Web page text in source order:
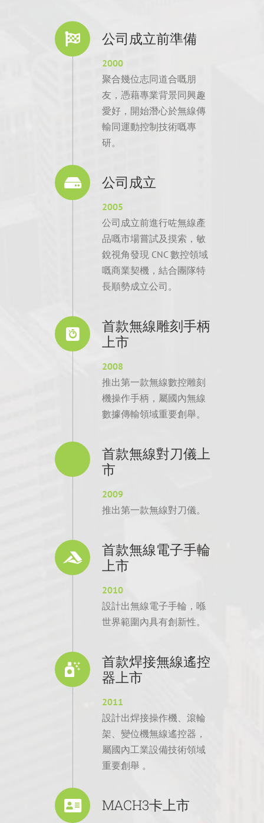
公司成立前準備
2000
聚合幾位志同道合嘅朋
友，憑藉專業背景同興趣
愛好，開始潛心於無線傳
輸同運動控制技術嘅專
研。
公司成立
2005
公司成立前進行咗無線產
品嘅市場嘗試及摸索，敏
銳視角發現 CNC 數控領域
嘅商業契機，結合團隊特
長順勢成立公司。
首款無線雕刻手柄
上市
2008
推出第一款無線數控雕刻
機操作手柄，屬國內無線
數據傳輸領域重要創舉。
首款無線對刀儀上
市
2009
推出第一款無線對刀儀。
首款無線電子手輪
上市
2010
設計出無線電子手輪，喺
世界範圍內具有創新性。
首款焊接無線遙控
器上市
2011
設計出焊接操作機、滾輪
架、變位機無線遙控器，
屬國內工業設備技術領域
重要創舉 。
MACH3卡上市